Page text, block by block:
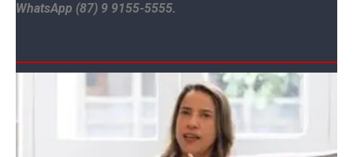
WhatsApp (87) 9 9155-5555.